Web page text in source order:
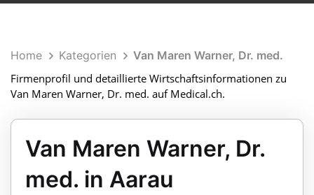
Home Kategorien
Van Maren Warner, Dr. med.
Firmenprofil und detaillierte Wirtschaftsinformationen zu
Van Maren Warner, Dr. med. auf Medical.ch.
Van Maren Warner, Dr.
med. in Aarau